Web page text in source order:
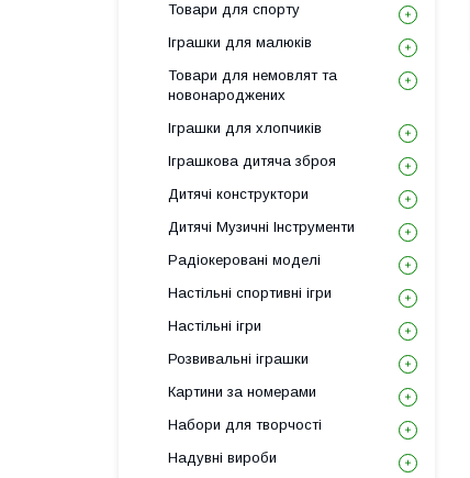
Товари для спорту
Іграшки для малюків
Товари для немовлят та
новонароджених
Іграшки для хлопчиків
Іграшкова дитяча зброя
Дитячі конструктори
Дитячі Музичні Інструменти
Радіокеровані моделі
Настільні спортивні ігри
Настільні ігри
Розвивальні іграшки
Картини за номерами
Набори для творчості
Надувні вироби